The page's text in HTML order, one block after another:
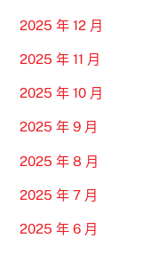
2025 年 12 月
2025 年 11 月
2025 年 10 月
2025 年 9 月
2025 年 8 月
2025 年 7 月
2025 年 6 月